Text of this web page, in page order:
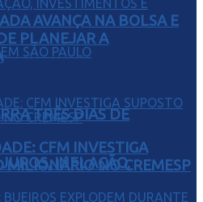
TRÊS DIAS DE
INFLAÇÃO,
AVANÇA NA BOLSA E
PLANEJAR A
CFM INVESTIGA
MILIONÁRIO NO CREMESP